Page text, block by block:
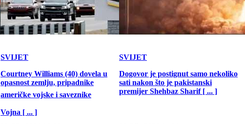
SVIJET
Courtney Williams (40) dovela u
opasnost zemlju, pripadnike
američke vojske i saveznike
Vojna [ ... ]
SVIJET
Dogovor je postignut samo nekoliko
sati nakon što je pakistanski
premijer Shehbaz Sharif [ ... ]